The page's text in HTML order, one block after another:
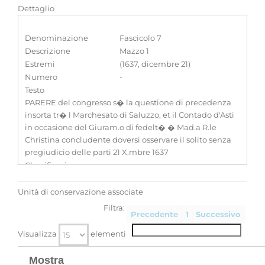
Dettaglio
Denominazione
Fascicolo 7
Descrizione
Mazzo 1
Estremi
(1637, dicembre 21)
Numero
-
Testo
PARERE del congresso s� la questione di precedenza
insorta tr� l Marchesato di Saluzzo, et il Contado d'Asti
in occasione del Giuram.o di fedelt� � Mad.a R.le
Christina concludente doversi osservare il solito senza
pregiudicio delle parti 21 X.mbre 1637
Classificazione
-
Unità di conservazione associate
Precedente 1 Successivo
Visualizza elementi
Filtra:
Mostra